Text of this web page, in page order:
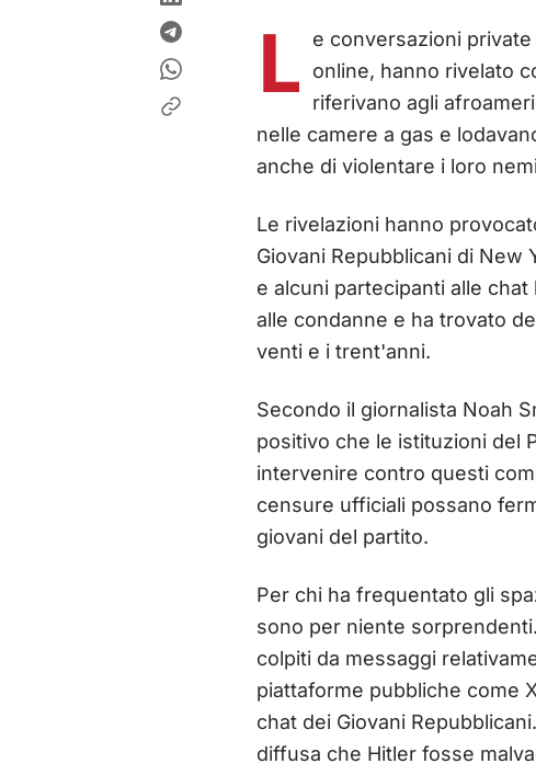
L
e conversazioni
online, hanno rivelato
riferivano agli
nelle camere a gas e
anche di violentare i loro
Le rivelazioni hanno
Giovani Repubblicani di
e alcuni partecipanti alle
alle condanne e ha trovato
venti e i trent'anni.
Secondo il giornalista Noah
positivo che le istituzioni del
intervenire contro questi
censure ufficiali possano
giovani del partito.
Per chi ha frequentato gli
sono per niente
colpiti da messaggi
piattaforme pubbliche come
chat dei Giovani
diffusa che Hitler fosse